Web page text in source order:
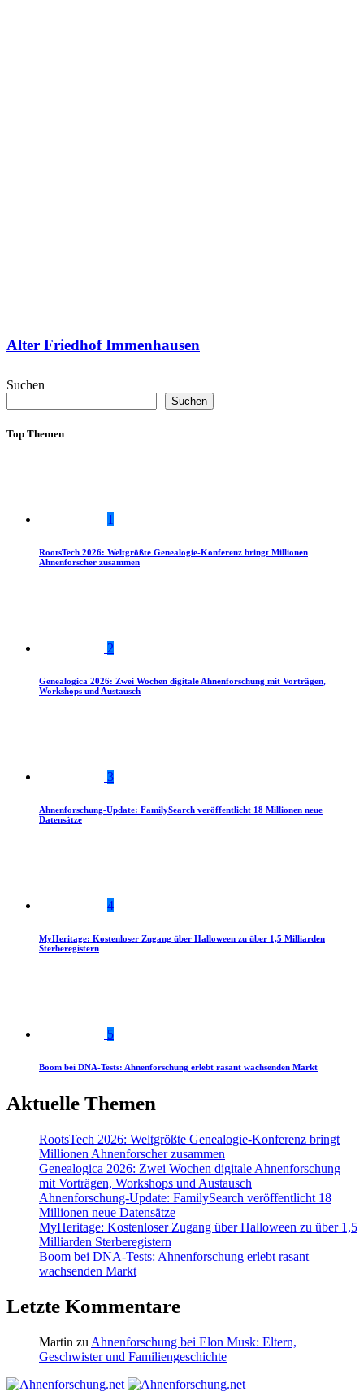
Alter Friedhof Immenhausen
Suchen
Suchen
Top Themen
1
RootsTech 2026: Weltgrößte Genealogie-Konferenz bringt Millionen
Ahnenforscher zusammen
2
Genealogica 2026: Zwei Wochen digitale Ahnenforschung mit Vorträgen,
Workshops und Austausch
3
Ahnenforschung-Update: FamilySearch veröffentlicht 18 Millionen neue
Datensätze
4
MyHeritage: Kostenloser Zugang über Halloween zu über 1,5 Milliarden
Sterberegistern
5
Boom bei DNA-Tests: Ahnenforschung erlebt rasant wachsenden Markt
Aktuelle Themen
RootsTech 2026: Weltgrößte Genealogie-Konferenz bringt
Millionen Ahnenforscher zusammen
Genealogica 2026: Zwei Wochen digitale Ahnenforschung
mit Vorträgen, Workshops und Austausch
Ahnenforschung-Update: FamilySearch veröffentlicht 18
Millionen neue Datensätze
MyHeritage: Kostenloser Zugang über Halloween zu über 1,5
Milliarden Sterberegistern
Boom bei DNA-Tests: Ahnenforschung erlebt rasant
wachsenden Markt
Letzte Kommentare
Martin zu Ahnenforschung bei Elon Musk: Eltern,
Geschwister und Familiengeschichte